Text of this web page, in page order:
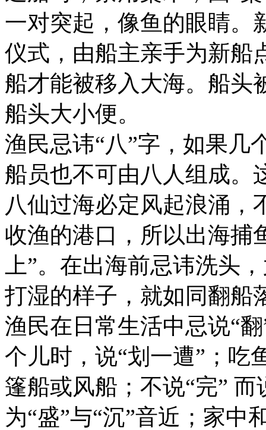
一对突起，像鱼的眼睛。
仪式，由船主亲手为新船
船才能被移入大海。船头
船头大小便。
渔民忌讳“八”字，如果几
船员也不可由八人组成。
八仙过海必定风起浪涌，
收渔的港口，所以出海捕
上”。在出海前忌讳洗头
打湿的样子，就如同翻船
渔民在日常生活中忌说“
个儿时，说“划一遭”；吃
篷船或风船；不说“完” 而
为“盛”与“沉”音近；家中